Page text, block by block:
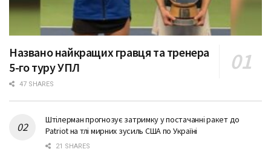
Названо найкращих гравця та тренера
5-го туру УПЛ
47 SHARES
Штілерман прогнозує затримку у постачанні ракет до
Patriot на тлі мирних зусиль США по Україні
21 SHARES